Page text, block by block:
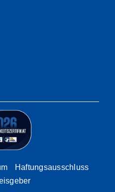
Haftungsausschluss